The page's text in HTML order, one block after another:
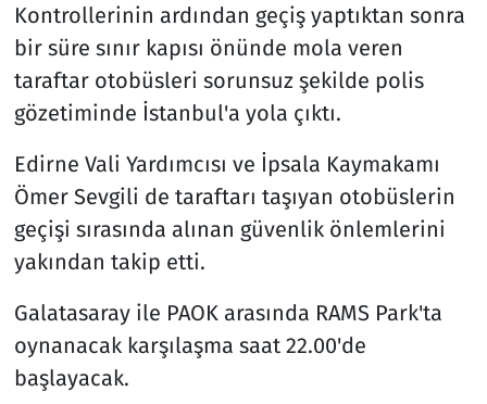
Kontrollerinin ardından geçiş yaptıktan sonra
bir süre sınır kapısı önünde mola veren
taraftar otobüsleri sorunsuz şekilde polis
gözetiminde İstanbul'a yola çıktı.
Edirne Vali Yardımcısı ve İpsala Kaymakamı
Ömer Sevgili de taraftarı taşıyan otobüslerin
geçişi sırasında alınan güvenlik önlemlerini
yakından takip etti.
Galatasaray ile PAOK arasında RAMS Park'ta
oynanacak karşılaşma saat 22.00'de
başlayacak.